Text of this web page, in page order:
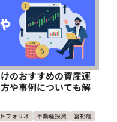
のおすすめの資産運
や事例についても解
フォリオ 不動産投資 富裕層